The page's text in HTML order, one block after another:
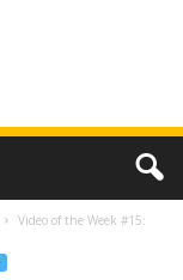
Video of the Week #15: